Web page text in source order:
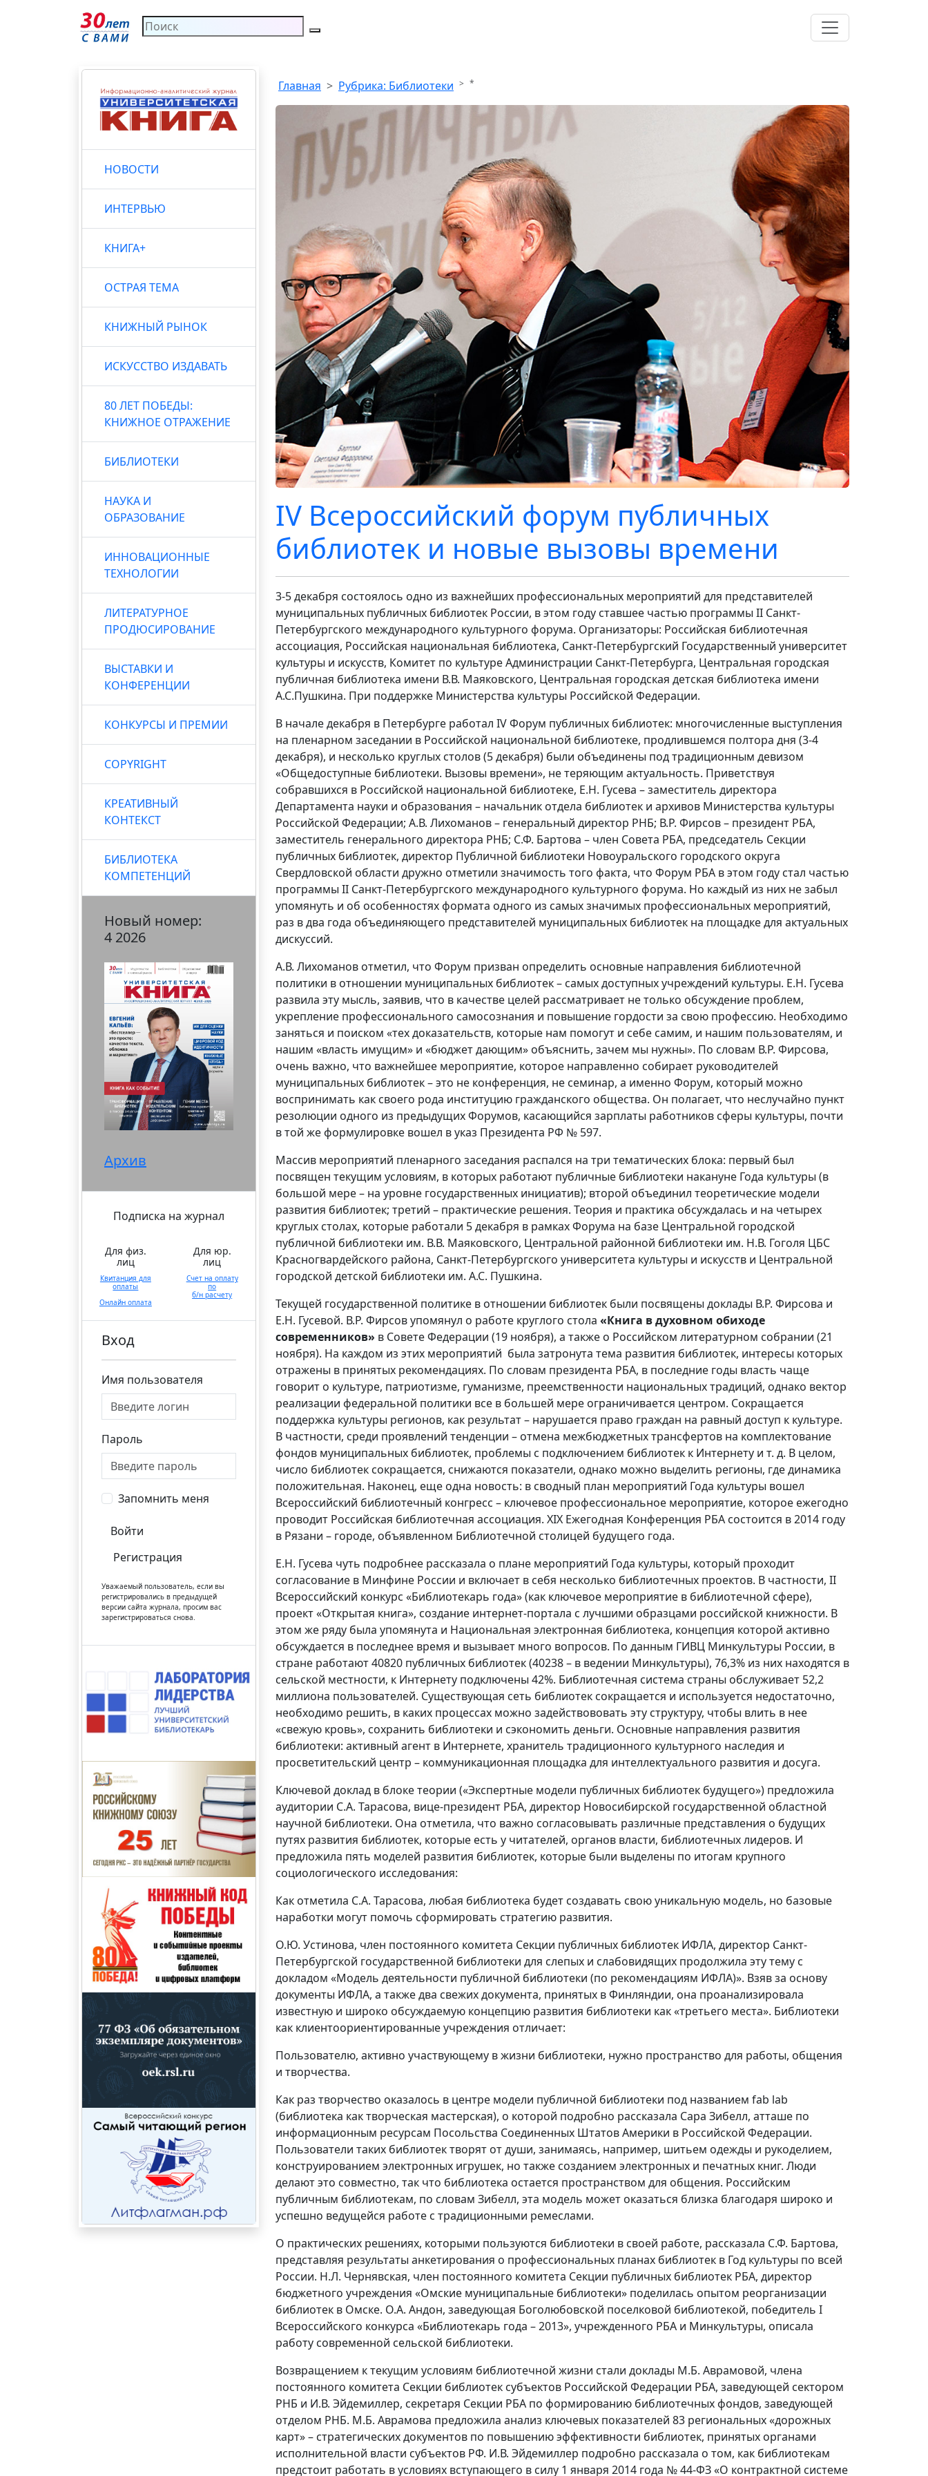
НОВОСТИ
ИНТЕРВЬЮ
КНИГА+
ОСТРАЯ ТЕМА
КНИЖНЫЙ РЫНОК
ИСКУССТВО ИЗДАВАТЬ
80 ЛЕТ ПОБЕДЫ:
КНИЖНОЕ ОТРАЖЕНИЕ
БИБЛИОТЕКИ
НАУКА И
ОБРАЗОВАНИЕ
ИННОВАЦИОННЫЕ
ТЕХНОЛОГИИ
ЛИТЕРАТУРНОЕ
ПРОДЮСИРОВАНИЕ
ВЫСТАВКИ И
КОНФЕРЕНЦИИ
КОНКУРСЫ И ПРЕМИИ
COPYRIGHT
КРЕАТИВНЫЙ
КОНТЕКСТ
БИБЛИОТЕКА
КОМПЕТЕНЦИЙ
Новый номер:
4 2026
Архив
Подписка на журнал
Для физ.
лиц
Квитанция для
оплаты
Онлайн оплата
Для юр.
лиц
Счет на оплату
по
б/н расчету
Вход
Имя пользователя
Пароль
Запомнить меня
Войти
Регистрация
Уважаемый пользователь, если вы
регистрировались в предыдущей
версии сайта журнала, просим вас
зарегистрироваться снова.
Главная Рубрика: Библиотеки *
IV Всероссийский форум публичных
библиотек и новые вызовы времени
3-5 декабря состоялось одно из важнейших профессиональных мероприятий для представителей
муниципальных публичных библиотек России, в этом году ставшее частью программы II Санкт-
Петербургского международного культурного форума. Организаторы: Российская библиотечная
ассоциация, Российская национальная библиотека, Санкт-Петербургский Государственный университет
культуры и искусств, Комитет по культуре Администрации Санкт-Петербурга, Центральная городская
публичная библиотека имени В.В. Маяковского, Центральная городская детская библиотека имени
А.С.Пушкина. При поддержке Министерства культуры Российской Федерации.
В начале декабря в Петербурге работал IV Форум публичных библиотек: многочисленные выступления
на пленарном заседании в Российской национальной библиотеке, продлившемся полтора дня (3-4
декабря), и несколько круглых столов (5 декабря) были объединены под традиционным девизом
«Общедоступные библиотеки. Вызовы времени», не теряющим актуальность. Приветствуя
собравшихся в Российской национальной библиотеке, Е.Н. Гусева – заместитель директора
Департамента науки и образования – начальник отдела библиотек и архивов Министерства культуры
Российской Федерации; А.В. Лихоманов – генеральный директор РНБ; В.Р. Фирсов – президент РБА,
заместитель генерального директора РНБ; С.Ф. Бартова – член Совета РБА, председатель Секции
публичных библиотек, директор Публичной библиотеки Новоуральского городского округа
Свердловской области дружно отметили значимость того факта, что Форум РБА в этом году стал частью
программы II Санкт-Петербургского международного культурного форума. Но каждый из них не забыл
упомянуть и об особенностях формата одного из самых значимых профессиональных мероприятий,
раз в два года объединяющего представителей муниципальных библиотек на площадке для актуальных
дискуссий.
А.В. Лихоманов отметил, что Форум призван определить основные направления библиотечной
политики в отношении муниципальных библиотек – самых доступных учреждений культуры. Е.Н. Гусева
развила эту мысль, заявив, что в качестве целей рассматривает не только обсуждение проблем,
укрепление профессионального самосознания и повышение гордости за свою профессию. Необходимо
заняться и поиском «тех доказательств, которые нам помогут и себе самим, и нашим пользователям, и
нашим «власть имущим» и «бюджет дающим» объяснить, зачем мы нужны». По словам В.Р. Фирсова,
очень важно, что важнейшее мероприятие, которое направленно собирает руководителей
муниципальных библиотек – это не конференция, не семинар, а именно Форум, который можно
воспринимать как своего рода институцию гражданского общества. Он полагает, что неслучайно пункт
резолюции одного из предыдущих Форумов, касающийся зарплаты работников сферы культуры, почти
в той же формулировке вошел в указ Президента РФ № 597.
Массив мероприятий пленарного заседания распался на три тематических блока: первый был
посвящен текущим условиям, в которых работают публичные библиотеки накануне Года культуры (в
большой мере – на уровне государственных инициатив); второй объединил теоретические модели
развития библиотек; третий – практические решения. Теория и практика обсуждалась и на четырех
круглых столах, которые работали 5 декабря в рамках Форума на базе Центральной городской
публичной библиотеки им. В.В. Маяковского, Центральной районной библиотеки им. Н.В. Гоголя ЦБС
Красногвардейского района, Санкт-Петербургского университета культуры и искусств и Центральной
городской детской библиотеки им. А.С. Пушкина.
Текущей государственной политике в отношении библиотек были посвящены доклады В.Р. Фирсова и
Е.Н. Гусевой. В.Р. Фирсов упомянул о работе круглого стола «Книга в духовном обиходе
современников» в Совете Федерации (19 ноября), а также о Российском литературном собрании (21
ноября). На каждом из этих мероприятий была затронута тема развития библиотек, интересы которых
отражены в принятых рекомендациях. По словам президента РБА, в последние годы власть чаще
говорит о культуре, патриотизме, гуманизме, преемственности национальных традиций, однако вектор
реализации федеральной политики все в большей мере ограничивается центром. Сокращается
поддержка культуры регионов, как результат – нарушается право граждан на равный доступ к культуре.
В частности, среди проявлений тенденции – отмена межбюджетных трансфертов на комплектование
фондов муниципальных библиотек, проблемы с подключением библиотек к Интернету и т. д. В целом,
число библиотек сокращается, снижаются показатели, однако можно выделить регионы, где динамика
положительная. Наконец, еще одна новость: в сводный план мероприятий Года культуры вошел
Всероссийский библиотечный конгресс – ключевое профессиональное мероприятие, которое ежегодно
проводит Российская библиотечная ассоциация. XIX Ежегодная Конференция РБА состоится в 2014 году
в Рязани – городе, объявленном Библиотечной столицей будущего года.
Е.Н. Гусева чуть подробнее рассказала о плане мероприятий Года культуры, который проходит
согласование в Минфине России и включает в себя несколько библиотечных проектов. В частности, II
Всероссийский конкурс «Библиотекарь года» (как ключевое мероприятие в библиотечной сфере),
проект «Открытая книга», создание интернет-портала с лучшими образцами российской книжности. В
этом же ряду была упомянута и Национальная электронная библиотека, концепция которой активно
обсуждается в последнее время и вызывает много вопросов. По данным ГИВЦ Минкультуры России, в
стране работают 40820 публичных библиотек (40238 – в ведении Минкультуры), 76,3% из них находятся в
сельской местности, к Интернету подключены 42%. Библиотечная система страны обслуживает 52,2
миллиона пользователей. Существующая сеть библиотек сокращается и используется недостаточно,
необходимо решить, в каких процессах можно задействововать эту структуру, чтобы влить в нее
«свежую кровь», сохранить библиотеки и сэкономить деньги. Основные направления развития
библиотеки: активный агент в Интернете, хранитель традиционного культурного наследия и
просветительский центр – коммуникационная площадка для интеллектуального развития и досуга.
Ключевой доклад в блоке теории («Экспертные модели публичных библиотек будущего») предложила
аудитории С.А. Тарасова, вице-президент РБА, директор Новосибирской государственной областной
научной библиотеки. Она отметила, что важно согласовывать различные представления о будущих
путях развития библиотек, которые есть у читателей, органов власти, библиотечных лидеров. И
предложила пять моделей развития библиотек, которые были выделены по итогам крупного
социологического исследования:
Как отметила С.А. Тарасова, любая библиотека будет создавать свою уникальную модель, но базовые
наработки могут помочь сформировать стратегию развития.
О.Ю. Устинова, член постоянного комитета Секции публичных библиотек ИФЛА, директор Санкт-
Петербургской государственной библиотеки для слепых и слабовидящих продолжила эту тему с
докладом «Модель деятельности публичной библиотеки (по рекомендациям ИФЛА)». Взяв за основу
документы ИФЛА, а также два свежих документа, принятых в Финляндии, она проанализировала
известную и широко обсуждаемую концепцию развития библиотеки как «третьего места». Библиотеки
как клиентоориентированные учреждения отличает:
Пользователю, активно участвующему в жизни библиотеки, нужно пространство для работы, общения
и творчества.
Как раз творчество оказалось в центре модели публичной библиотеки под названием fab lab
(библиотека как творческая мастерская), о которой подробно рассказала Сара Зибелл, атташе по
информационным ресурсам Посольства Соединенных Штатов Америки в Российской Федерации.
Пользователи таких библиотек творят от души, занимаясь, например, шитьем одежды и рукоделием,
конструированием электронных игрушек, но также созданием электронных и печатных книг. Люди
делают это совместно, так что библиотека остается пространством для общения. Российским
публичным библиотекам, по словам Зибелл, эта модель может оказаться близка благодаря широко и
успешно ведущейся работе с традиционными ремеслами.
О практических решениях, которыми пользуются библиотеки в своей работе, рассказала С.Ф. Бартова,
представляя результаты анкетирования о профессиональных планах библиотек в Год культуры по всей
России. Н.Л. Чернявская, член постоянного комитета Секции публичных библиотек РБА, директор
бюджетного учреждения «Омские муниципальные библиотеки» поделилась опытом реорганизации
библиотек в Омске. О.А. Андон, заведующая Боголюбовской поселковой библиотекой, победитель I
Всероссийского конкурса «Библиотекарь года – 2013», учрежденного РБА и Минкультуры, описала
работу современной сельской библиотеки.
Возвращением к текущим условиям библиотечной жизни стали доклады М.Б. Аврамовой, члена
постоянного комитета Секции библиотек субъектов Российской Федерации РБА, заведующей сектором
РНБ и И.В. Эйдемиллер, секретаря Секции РБА по формированию библиотечных фондов, заведующей
отделом РНБ. М.Б. Аврамова предложила анализ ключевых показателей 83 региональных «дорожных
карт» – стратегических документов по повышению эффективности библиотек, принятых органами
исполнительной власти субъектов РФ. И.В. Эйдемиллер подробно рассказала о том, как библиотекам
предстоит работать в условиях вступающего в силу 1 января 2014 года № 44-ФЗ «О контрактной системе